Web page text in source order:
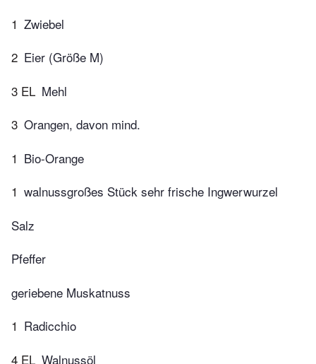
1 Zwiebel
2 Eier (Größe M)
3 EL Mehl
3 Orangen, davon mind.
1 Bio-Orange
1 walnussgroßes Stück sehr frische Ingwerwurzel
Salz
Pfeffer
geriebene Muskatnuss
1 Radicchio
4 EL Walnussöl